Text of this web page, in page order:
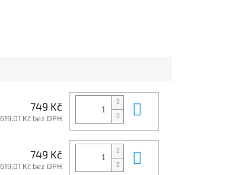
749 Kč
619,01 Kč bez DPH
749 Kč
619,01 Kč bez DPH